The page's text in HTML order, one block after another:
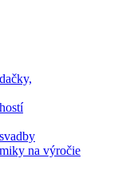
na výročie